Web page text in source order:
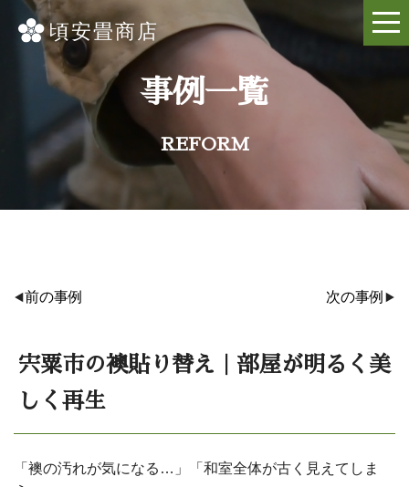
事例一覧
REFORM
前の事例 次の事例
宍粟市の襖貼り替え｜部屋が明るく美
しく再生
「襖の汚れが気になる…」「和室全体が古く見えてしま